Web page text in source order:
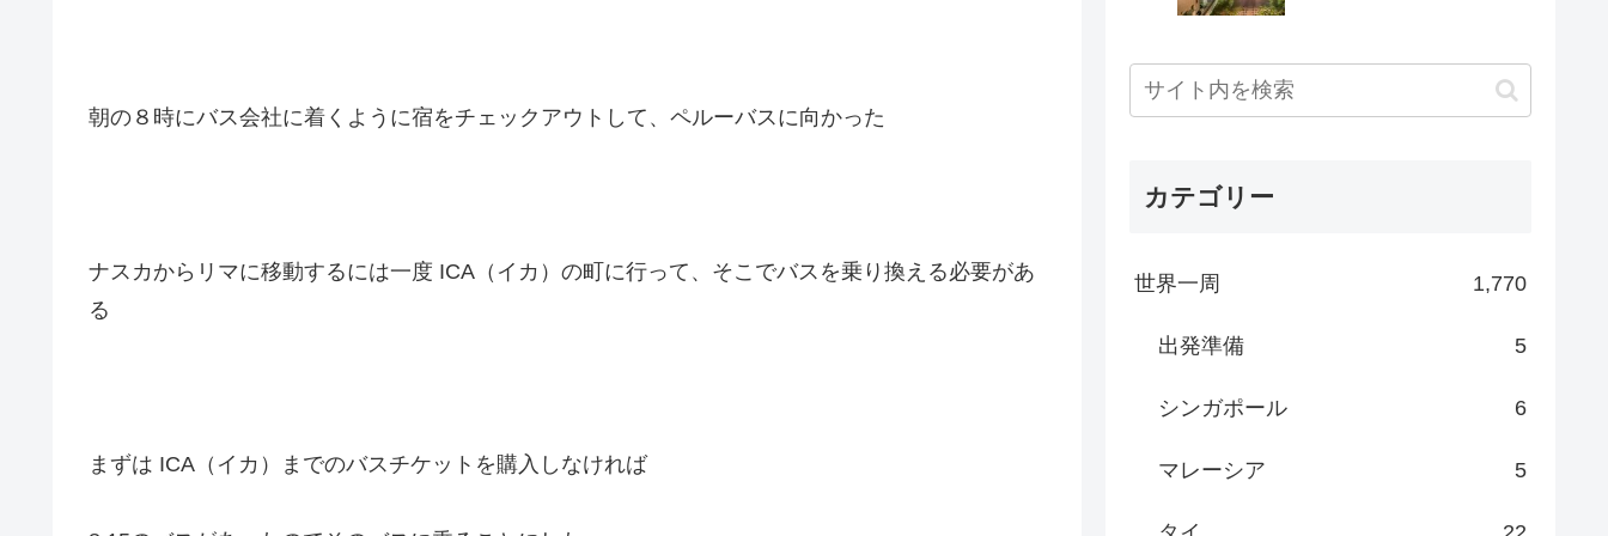
朝の８時にバス会社に着くように宿をチェックアウトして、ペルーバスに向かった
ナスカからリマに移動するには一度 ICA（イカ）の町に行って、そこでバスを乗り換える必要があ
る
まずは ICA（イカ）までのバスチケットを購入しなければ
カテゴリー
世界一周 1,770
出発準備 5
シンガポール 6
マレーシア 5